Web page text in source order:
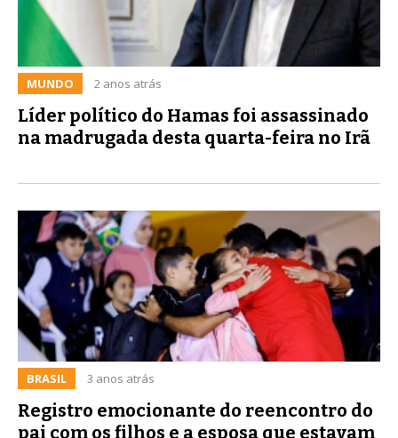
MUNDO 2 anos atrás
Líder político do Hamas foi assassinado
na madrugada desta quarta-feira no Irã
BRASIL 3 anos atrás
Registro emocionante do reencontro do
pai com os filhos e a esposa que estavam